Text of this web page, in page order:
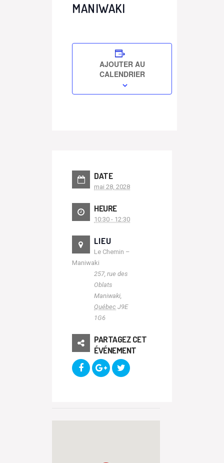
MANIWAKI
AJOUTER AU
CALENDRIER
DATE
mai 28, 2028
HEURE
10:30 - 12:30
LIEU
Le Chemin –
Maniwaki
257, rue des
Oblats
Maniwaki,
Québec J9E
1G6
PARTAGEZ CET
ÉVÉNEMENT